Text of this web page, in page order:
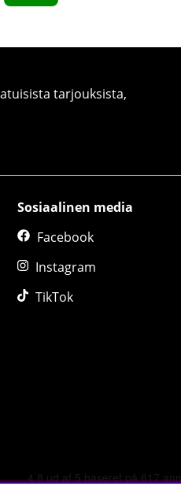
tarjouksista,
Sosiaalinen media
Facebook
Instagram
TikTok